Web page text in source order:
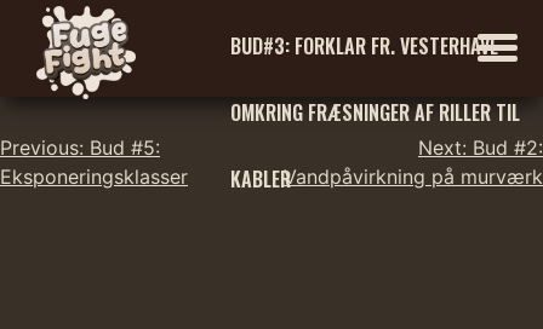
Skip
to
BUD#3: FORKLAR FR. VESTERHAVE
OMKRING FRÆSNINGER AF RILLER TIL
KABLER
Indlægsnavigation
Previous: Bud #5:
Eksponeringsklasser
Next: Bud #2:
Vandpåvirkning på murværk